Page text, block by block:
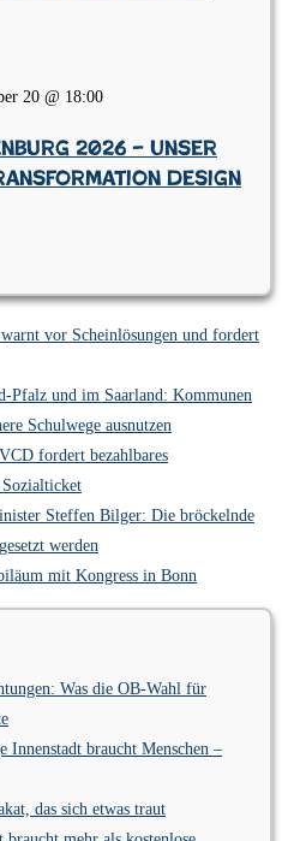
20 @ 18:00
2026 – Unser
Design
vor Scheinlösungen und fordert
Pfalz und im Saarland: Kommunen
Schulwege ausnutzen
fordert bezahlbares
Sozialticket
Steffen Bilger: Die bröckelnde
werden
mit Kongress in Bonn
Was die OB-Wahl für
braucht Menschen –
das sich etwas traut